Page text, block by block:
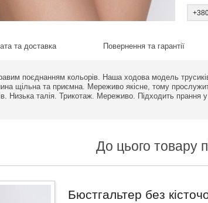
та доставка Повернення та гарантії
поєднанням кольорів. Наша ходова модель
щільна та приємна. Мереживо якісне, тому
Низька талія. Трикотаж. Мереживо. Підходить прання
До цього товару
Бюстгальтер без